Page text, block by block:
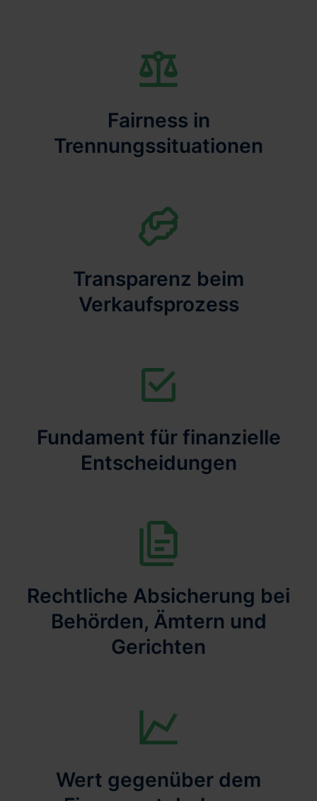
Fairness in
Trennungssituationen
Transparenz beim
Verkaufsprozess
Fundament für finanzielle
Entscheidungen
Rechtliche Absicherung bei
Behörden, Ämtern und
Gerichten
Wert gegenüber dem